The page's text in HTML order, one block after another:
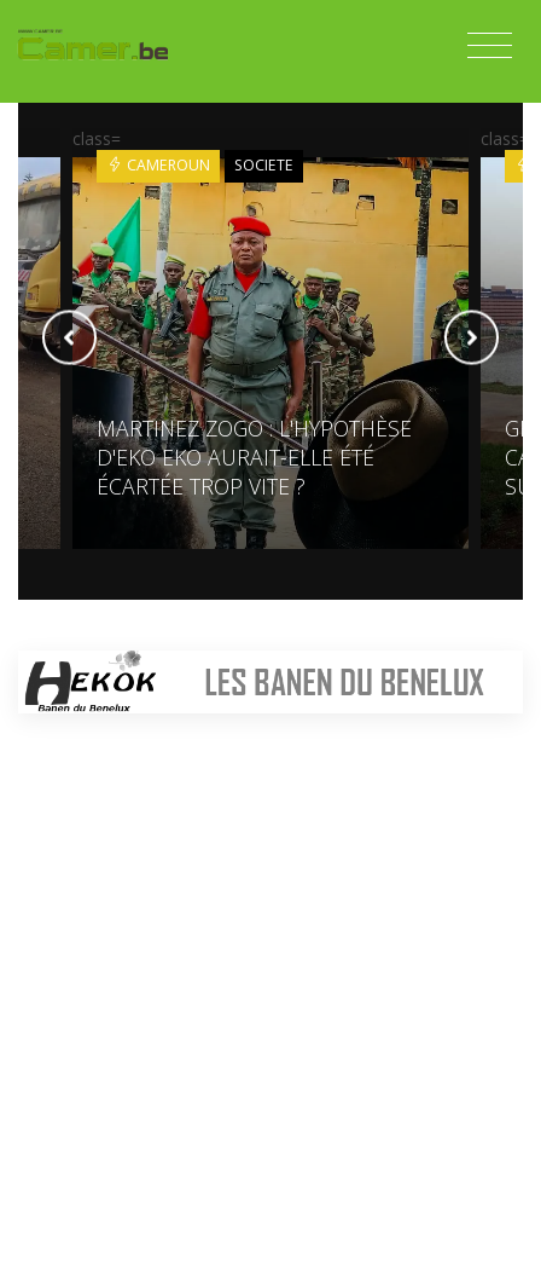
CAMEROUN ECONOMIE
GRANDS CHANTIERS AU
CAMEROUN : DES MILLIARDS DE
SURCOÛTS EN CASCADE